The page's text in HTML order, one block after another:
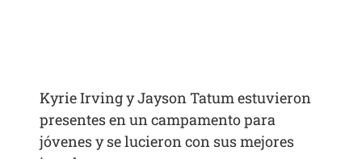
Kyrie Irving y Jayson Tatum estuvieron
presentes en un campamento para
jóvenes y se lucieron con sus mejores